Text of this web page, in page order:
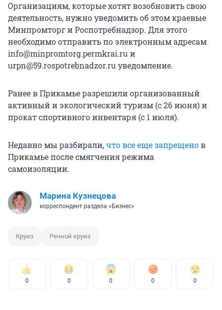
Организациям, которые хотят возобновить свою
деятельность, нужно уведомить об этом краевые
Минпромторг и Роспотребнадзор. Для этого
необходимо отправить по электронным адресам
info@minpromtorg.permkrai.ru и
urpn@59.rospotrebnadzor.ru уведомление.
Ранее в Прикамье разрешили организованный
активный и экологический туризм (с 26 июня) и
прокат спортивного инвентаря (с 1 июля).
Недавно мы разбирали,что все еще запрещенов
Прикамье после смягчения режима
самоизоляции.
Марина Кузнецова
корреспондент раздела «Бизнес»
Круиз Речной круиз
0 0 0 0 0